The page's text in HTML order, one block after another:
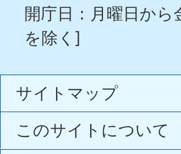
開庁日：月曜日か
を除く]
サイトマップ
このサイトについて